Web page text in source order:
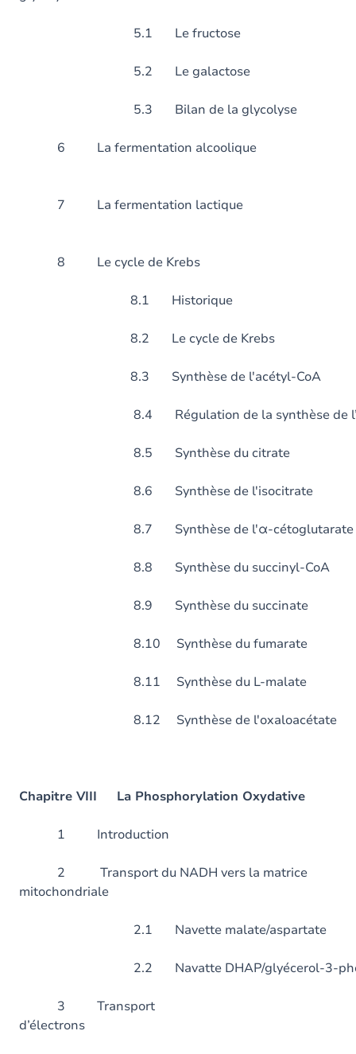
5.1 Le fructose
5.2 Le galactose
5.3 Bilan de la glycolyse
6 La fermentation
7 La fermentation
8 Le cycle de Krebs
8.1 Historique
8.2 Le cycle de Krebs
8.3 Synthèse de l'acétyl-CoA
8.4 Régulation de la synthèse de
8.5 Synthèse du citrate
8.6 Synthèse de l'isocitrate
8.7 Synthèse de l'α-cétoglutarate
8.8 Synthèse du succinyl-CoA
8.9 Synthèse du succinate
8.10 Synthèse du fumarate
8.11 Synthèse du L-malate
8.12 Synthèse de l'oxaloacétate
Chapitre VIII La Phosphorylation Oxydative
1
2 Transport du NADH vers la matrice
mitochondriale
2.1 Navette malate/aspartate
2.2 Navatte DHAP/glyécerol-3-
3 Transport